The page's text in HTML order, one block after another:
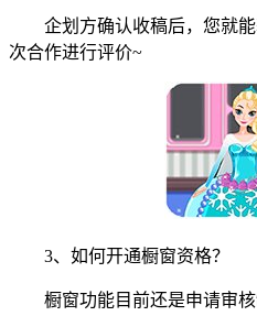
企划方确认收稿后，您就能
次合作进行评价~
3、如何开通橱窗资格？
橱窗功能目前还是申请审核